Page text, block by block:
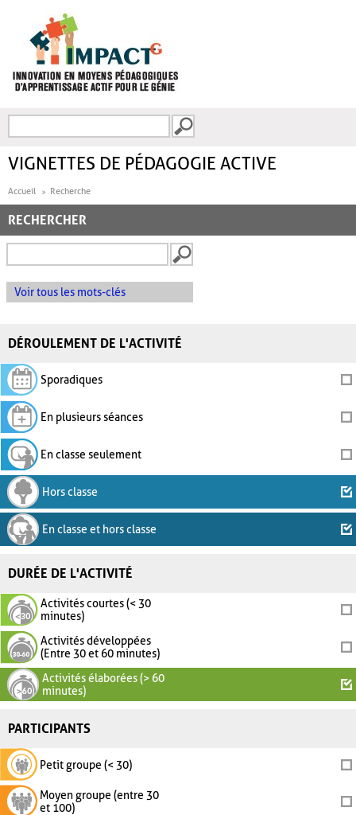
FORMULAIRE DE
VIGNETTES DE PÉDAGOGIE ACTIVE
Accueil Recherche
RECHERCHER
Voir tous les mots-clés
DÉROULEMENT DE L'ACTIVITÉ
Sporadiques
En plusieurs séances
En classe seulement
Hors classe
En classe et hors classe
DURÉE DE L'ACTIVITÉ
Activités courtes (< 30
minutes)
Activités développées
(Entre 30 et 60 minutes)
Activités élaborées (> 60
minutes)
PARTICIPANTS
Petit groupe (< 30)
Moyen groupe (entre 30
et 100)